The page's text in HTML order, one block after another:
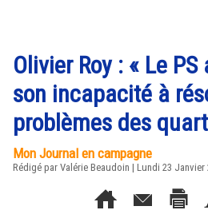
Olivier Roy : « Le
son incapacité à
problèmes des
Mon Journal en campagne
Rédigé par Valérie Beaudoin | Lundi 23 Janvier